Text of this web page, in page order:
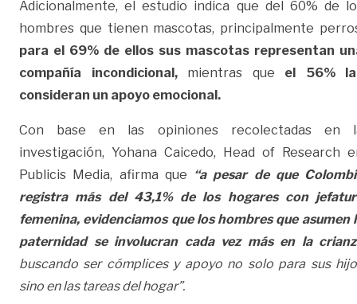
Adicionalmente, el estudio indica que del 60% de
hombres que tienen mascotas, principalmente
para el 69% de ellos sus mascotas representan
compañía incondicional,mientras que el 56%
consideran un apoyo emocional.
Con base en las opiniones recolectadas en
investigación, Yohana Caicedo, Head of Research
Publicis Media, afirma que “a pesar de que
registra más del 43,1% de los hogares con
femenina, evidenciamos que los hombres que asumen
paternidad se involucran cada vez más en la
buscando ser cómplices y apoyo no solo para sus
sino en las tareas del hogar”.